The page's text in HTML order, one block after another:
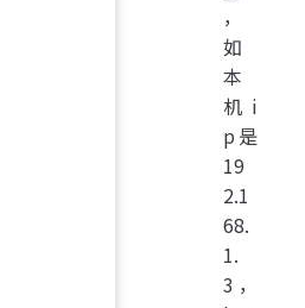
，
如
本
机i
p是
19
2.1
68.
1.
3，